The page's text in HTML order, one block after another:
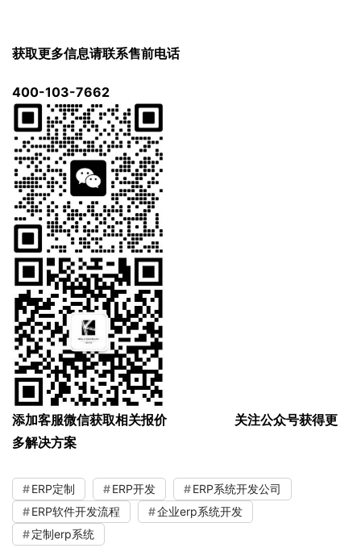
获取更多信息请联系售前电话
400-103-7662
添加客服微信获取相关报价 关注公众号获得更
多解决方案
ERP定制 ERP开发
ERP系统开发公司
ERP软件开发流程
企业erp系统开发
定制erp系统